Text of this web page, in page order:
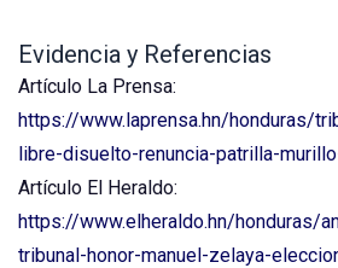
Evidencia y Referencias
Artículo La Prensa:
https://www.laprensa.hn/honduras/
libre-disuelto-renuncia-patrilla-
Artículo El Heraldo:
https://www.elheraldo.hn/honduras/
tribunal-honor-manuel-zelaya-